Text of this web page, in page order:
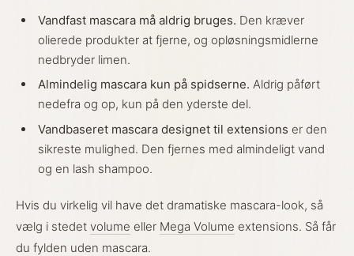
Vandfast mascara må aldrig bruges. Den kræver
olierede produkter at fjerne, og opløsningsmidlerne
nedbryder limen.
Almindelig mascara kun på spidserne. Aldrig påført
nedefra og op, kun på den yderste del.
Vandbaseret mascara designet til extensions er den
sikreste mulighed. Den fjernes med almindeligt vand
og en lash shampoo.
Hvis du virkelig vil have det dramatiske mascara-look, så
vælg i stedet volume eller Mega Volume extensions. Så får
du fylden uden mascara.